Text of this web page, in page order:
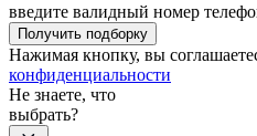
введите валидный номер
Получить подборку
Нажимая кнопку, вы
конфиденциальности
Не знаете, что
выбрать?